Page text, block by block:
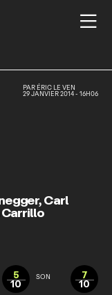

PAR ÉRIC LE VEN
29 JANVIER 2014 - 16H06
,Carl
5
10
SON 7
10